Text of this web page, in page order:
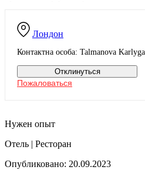
Лондон
Контактна особа: Talmanova
Отклинуться
Пожаловаться
Нужен опыт
Отель | Ресторан
Опубликовано: 20.09.2023